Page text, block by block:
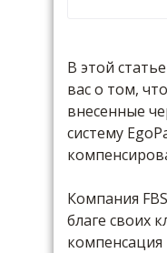
В этой
вас о том,
внесенные
систему
Компания
благе своих
компенсация